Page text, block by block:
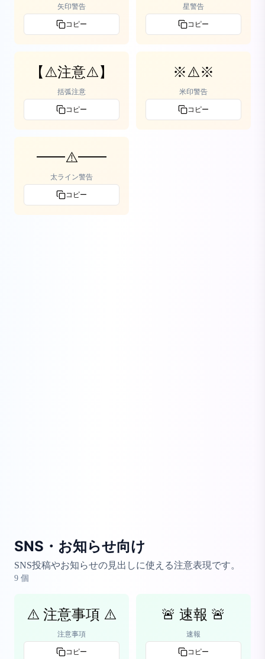
矢印警告
コピー
星警告
コピー
【⚠️注意⚠️】
括弧注意
コピー
※⚠️※
米印警告
コピー
━━⚠️━━
太ライン警告
コピー
SNS・お知らせ向け
SNS投稿やお知らせの見出しに使える注意表現です。
9 個
⚠️ 注意事項 ⚠️
注意事項
コピー
🚨 速報 🚨
速報
コピー